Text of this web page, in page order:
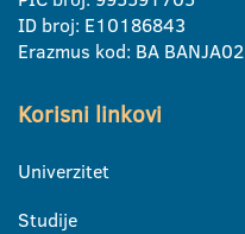
ID broj: E10186843
Erazmus kod: BA BANJA02
Korisni linkovi
Univerzitet
Studije